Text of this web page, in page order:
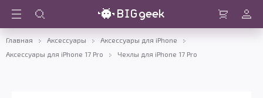
Войти
Главная Аксессуары
Аксессуары для iPhone
Аксессуары для iPhone 17 Pro
Чехлы для iPhone 17 Pro